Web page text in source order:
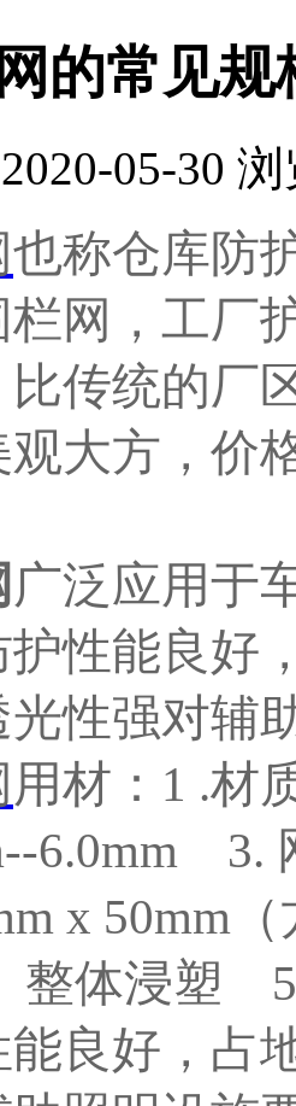
的常见规
05-30 浏
也称仓库防
栏网，工厂
比传统的厂
大方，价
广泛应用于
性能良好
性强对辅
用材：1 .材
6.0mm 3.
x 50mm
整体浸塑
能良好，占